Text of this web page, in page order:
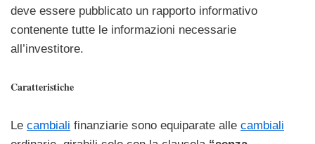
deve essere pubblicato un rapporto informativo
contenente tutte le informazioni necessarie
all’investitore.
Caratteristiche
Le cambiali finanziarie sono equiparate alle cambiali